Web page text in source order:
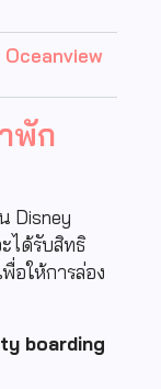
พัก
Disney
ได้รับสิทธิ
อให้การล่อง
boarding